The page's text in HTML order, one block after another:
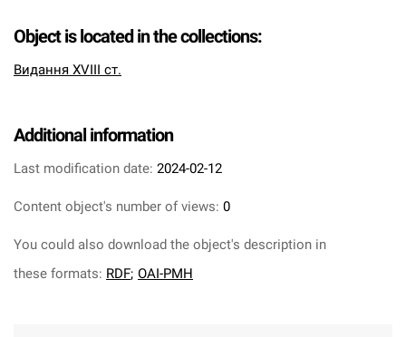
Object is located in the collections:
Видання XVIII ст.
Additional information
Last modification date: 2024-02-12
Content object's number of views: 0
You could also download the object's description in
these formats: RDF; OAI-PMH